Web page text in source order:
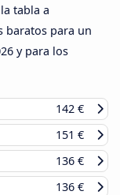
tabla a
baratos para un
y para los
142 €
151 €
136 €
136 €